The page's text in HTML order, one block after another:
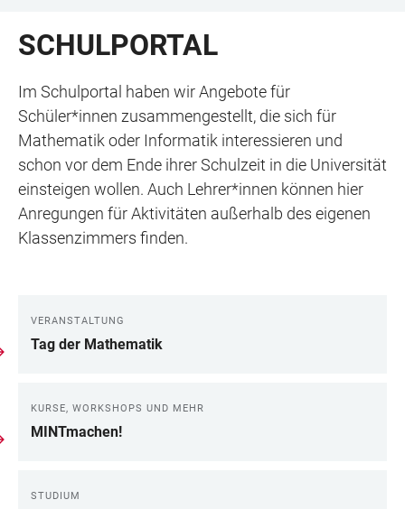
SCHULPORTAL
Im Schulportal haben wir Angebote für
Schüler*innen zusammengestellt, die sich für
Mathematik oder Informatik interessieren und
schon vor dem Ende ihrer Schulzeit in die Universität
einsteigen wollen. Auch Lehrer*innen können hier
Anregungen für Aktivitäten außerhalb des eigenen
Klassenzimmers finden.
LINKS
VERANSTALTUNG
Tag der Mathematik
KURSE, WORKSHOPS UND MEHR
MINTmachen!
STUDIUM